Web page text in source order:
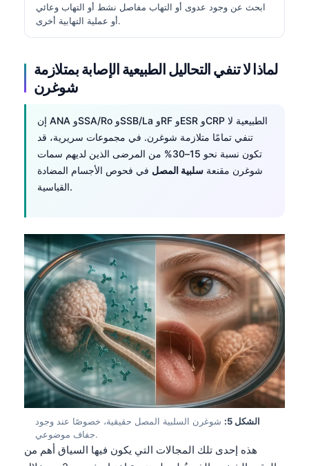
ابحث عن وجود عدوى أو التهاب مفاصل نشط أو التهاب وعائي
أو عملية التهابية أخرى.
لماذا لا تنفي التحاليل الطبيعية الإصابة بمتلازمة
شوغرن
إن ANA وSSA/Ro وSSB/La وRF وESR وCRP الطبيعية لا
تنفي تمامًا متلازمة شوغرن. في مجموعات سريرية، قد
تكون نسبة نحو 15–30% من المرضى الذين لديهم سمات
شوغرن مقنعة سلبية المصل في فحوص الأجسام المضادة
القياسية.
الشكل 5:
شوغرن السلبية المصل حقيقية، خصوصًا عند وجود
جفاف موضوعي.
هذه إحدى تلك المجالات التي يكون فيها السياق أهم من